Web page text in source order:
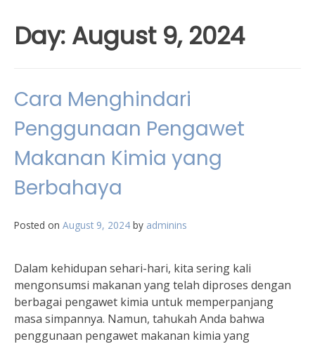
Day: August 9, 2024
Cara Menghindari
Penggunaan Pengawet
Makanan Kimia yang
Berbahaya
Posted on August 9, 2024 by adminins
Dalam kehidupan sehari-hari, kita sering kali
mengonsumsi makanan yang telah diproses dengan
berbagai pengawet kimia untuk memperpanjang
masa simpannya. Namun, tahukah Anda bahwa
penggunaan pengawet makanan kimia yang